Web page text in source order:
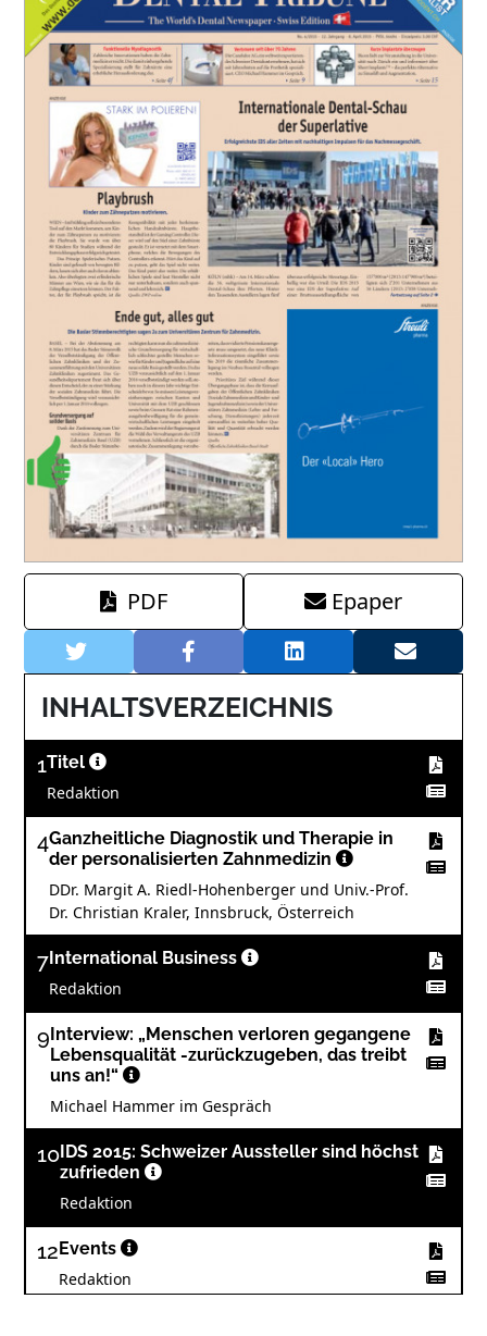
PDF Epaper
INHALTSVERZEICHNIS
1Titel
Redaktion
4Ganzheitliche Diagnostik und Therapie in
der personalisierten Zahnmedizin
DDr. Margit A. Riedl-Hohenberger und Univ.-Prof.
Dr. Christian Kraler, Innsbruck, Österreich
7 International Business
Redaktion
9 Interview: „Menschen verloren gegangene
Lebensqualität -zurückzugeben, das treibt
uns an!“
Michael Hammer im Gespräch
10 IDS 2015: Schweizer Aussteller sind höchst
zufrieden
Redaktion
12 Events
Redaktion